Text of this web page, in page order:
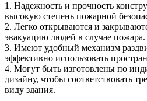
1. Надежность и прочность
высокую степень пожарной
2. Легко открываются и
эвакуацию людей в случае пожара.
3. Имеют удобный механизм
эффективно использовать
4. Могут быть изготовлены по
дизайну, чтобы соответствовать
виду здания.